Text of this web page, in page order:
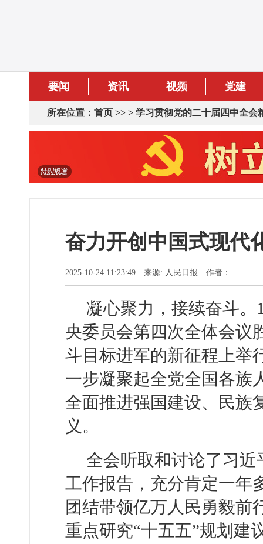
要闻 资讯 视频 党建
所在位置： 首页 >> > 学习贯彻党的二十届四中全会
奋力开创中国式现代
2025-10-24 11:23:49 来源: 人民日报 作者：
凝心聚力，接续奋斗
央委员会第四次全体会议
斗目标进军的新征程上举
一步凝聚起全党全国各族
全面推进强国建设、民族
义。
全会听取和讨论了习
工作报告，充分肯定一年
团结带领亿万人民勇毅前
重点研究“十五五”规划建